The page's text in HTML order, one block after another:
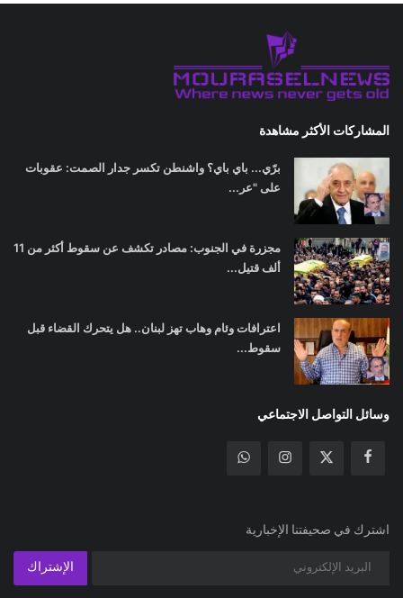
المشاركات الأكثر مشاهدة
برّي... باي باي؟ واشنطن تكسر جدار الصمت: عقوبات
على "عر...
مجزرة في الجنوب: مصادر تكشف عن سقوط أكثر من 11
ألف قتيل...
اعترافات وئام وهاب تهز لبنان.. هل يتحرك القضاء قبل
سقوط...
وسائل التواصل الاجتماعي
اشترك في صحيفتنا الإخبارية
الإشتراك